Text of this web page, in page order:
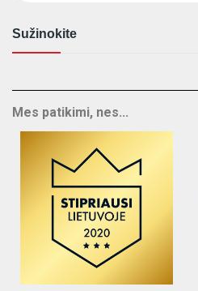
Sužinokite
Mes patikimi, nes...